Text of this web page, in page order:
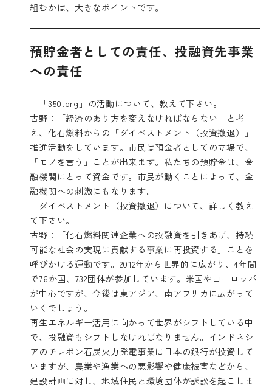
組むかは、大きなポイントです。
預貯金者としての責任、投融資先事業
への責任
―「350.org」の活動について、教えて下さい。
古野：「経済のあり方を変えなければならない」と考
え、化石燃料からの「ダイベストメント（投資撤退）」
推進活動をしています。市民は預金者としての立場で、
「モノを言う」ことが出来ます。私たちの預貯金は、金
融機関にとって資金です。市民が動くことによって、金
融機関への刺激にもなります。
―ダイベストメント（投資撤退）について、詳しく教え
て下さい。
古野：「化石燃料関連企業への投融資を引きあげ、持続
可能な社会の実現に貢献する事業に再投資する」ことを
呼びかける運動です。2012年から世界的に広がり、4年間
で76か国、732団体が参加しています。米国やヨーロッパ
が中心ですが、今後は東アジア、南アフリカに広がって
いくでしょう。
再生エネルギー活用に向かって世界がシフトしている中
で、投融資もシフトしなければなりません。インドネシ
アのチレボン石炭火力発電事業に日本の銀行が投資して
いますが、農業や漁業への悪影響や健康被害などから、
建設計画に対し、地域住民と環境団体が訴訟を起こしま